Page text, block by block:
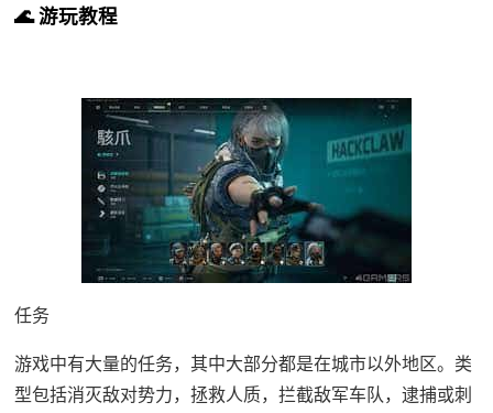
🌊 游玩教程
任务
游戏中有大量的任务，其中大部分都是在城市以外地区。类
型包括消灭敌对势力，拯救人质，拦截敌军车队，逮捕或刺